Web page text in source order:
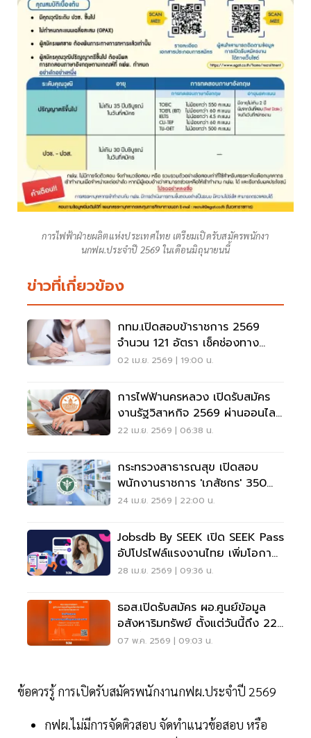
การไฟฟ้าฝ่ายผลิตแห่งประเทศไทย เตรียมเปิดรับสมัครพนักงา
นกฟผ.ประจำปี 2569 ในเดือนมิถุนายนนี้
ข่าวที่เกี่ยวข้อง
กทม.เปิดสอบข้าราชการ 2569
จำนวน 121 อัตรา เช็คช่องทาง
สมัครที่นี่
02 เม.ย. 2569 | 19:00 น.
การไฟฟ้านครหลวง เปิดรับสมัคร
งานรัฐวิสาหกิจ 2569 ผ่านออนไลน์
เช็คเงื่อนไข
22 เม.ย. 2569 | 06:38 น.
กระทรวงสาธารณสุข เปิดสอบ
พนักงานราชการ 'เภสัชกร' 350
อัตรา
24 เม.ย. 2569 | 22:00 น.
Jobsdb By SEEK เปิด SEEK Pass
อัปโปรไฟล์แรงงานไทย เพิ่มโอกาส
ได้งาน 18%
28 เม.ย. 2569 | 09:36 น.
ธอส.เปิดรับสมัคร ผอ.ศูนย์ข้อมูล
อสังหาริมทรัพย์ ตั้งแต่วันนี้ถึง 22
พ.ค.นี้
07 พ.ค. 2569 | 09:03 น.
ข้อควรรู้ การเปิดรับสมัครพนักงานกฟผ.ประจำปี 2569
กฟผ.ไม่มีการจัดติวสอบ จัดทำแนวข้อสอบ หรือ